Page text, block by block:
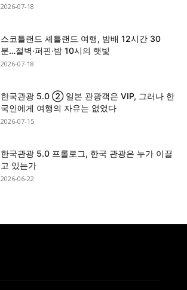
2026-07-18
스코틀랜드 셰틀랜드 여행, 밤배 12시간 30
분…절벽·퍼핀·밤 10시의 햇빛
2026-07-18
한국관광 5.0 ② 일본 관광객은 VIP, 그러나 한
국인에게 여행의 자유는 없었다
2026-07-15
한국관광 5.0 프롤로그, 한국 관광은 누가 이끌
고 있는가
2026-06-22